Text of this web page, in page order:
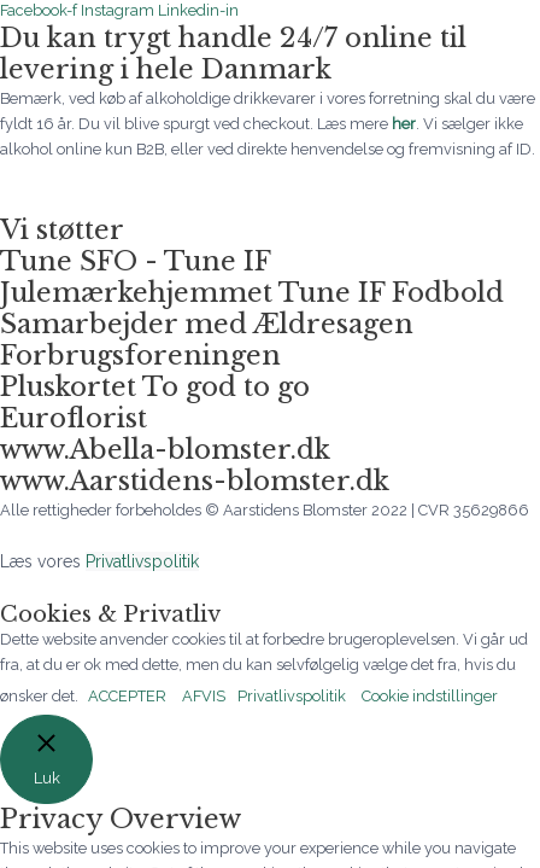
Facebook-f Instagram Linkedin-in
Du kan trygt handle 24/7 online til
levering i hele Danmark
Bemærk, ved køb af alkoholdige drikkevarer i vores forretning skal du være
fyldt 16 år. Du vil blive spurgt ved checkout. Læs mere her. Vi sælger ikke
alkohol online kun B2B, eller ved direkte henvendelse og fremvisning af ID.
Vi støtter
Tune SFO - Tune IF
Julemærkehjemmet Tune IF Fodbold
Samarbejder med Ældresagen
Forbrugsforeningen
Pluskortet To god to go
Euroflorist
www.Abella-blomster.dk
www.Aarstidens-blomster.dk
Alle rettigheder forbeholdes © Aarstidens Blomster 2022 | CVR 35629866
Læs vores Privatlivspolitik
Cookies & Privatliv
Dette website anvender cookies til at forbedre brugeroplevelsen. Vi går ud
fra, at du er ok med dette, men du kan selvfølgelig vælge det fra, hvis du
ønsker det. ACCEPTER AFVIS Privatlivspolitik Cookie indstillinger
Luk
Privacy Overview
This website uses cookies to improve your experience while you navigate